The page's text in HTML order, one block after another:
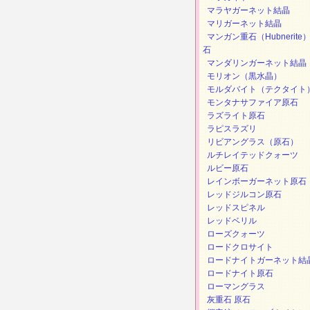
マラヤガーネット結晶
マリガーネット結晶
マンガン重石（Hubnerite
石
マンダリンガーネット結晶
モリオン（黒水晶）
モルダバイト（テクタイト）
モンタナサファイア原石
ラズライト原石
ラピスラズリ
リビアングラス（原石）
ルチレイテッドクォーツ
ルビー原石
レインボーガーネット原石
レッドジルコン原石
レッドスピネル
レッドベリル
ローズクォーツ
ロードクロサイト
ロードナイトガーネット結
ロードナイト原石
ローマングラス
灰重石 原石